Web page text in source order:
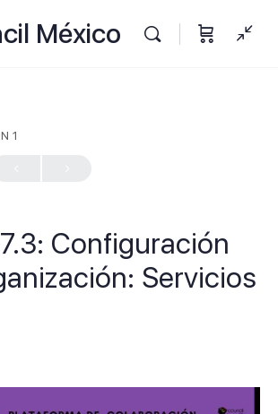
México
1
Configuración
Servicios